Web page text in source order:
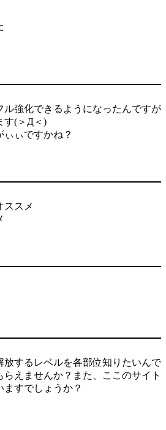
ル強化できるようになったんですが
す(＞Д＜)
ぃぃですかね？
ススメ
放するレベルを各部位知りたいんで
えませんか？また、ここのサイト
すでしょうか？